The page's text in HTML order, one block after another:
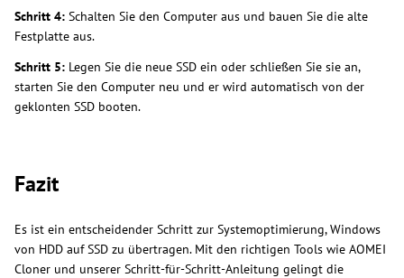
Schritt 4: Schalten Sie den Computer aus und bauen Sie die alte
Festplatte aus.
Schritt 5: Legen Sie die neue SSD ein oder schließen Sie sie an,
starten Sie den Computer neu und er wird automatisch von der
geklonten SSD booten.
Fazit
Es ist ein entscheidender Schritt zur Systemoptimierung, Windows
von HDD auf SSD zu übertragen. Mit den richtigen Tools wie AOMEI
Cloner und unserer Schritt-für-Schritt-Anleitung gelingt die